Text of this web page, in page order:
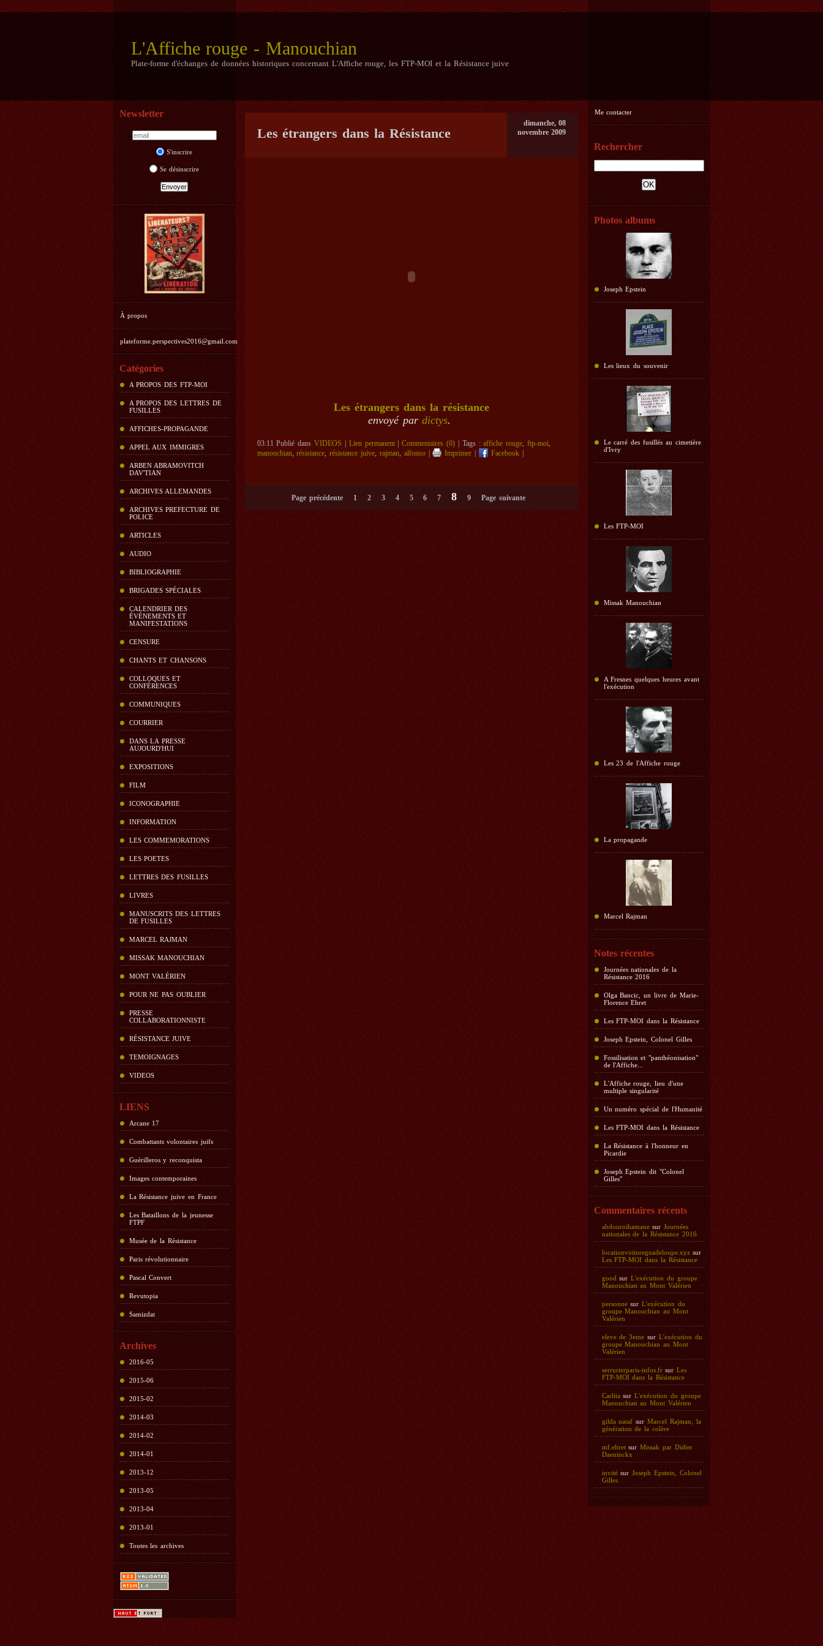
L'Affiche rouge - Manouchian
Plate-forme d'échanges de données historiques concernant L'Affiche rouge, les FTP-MOI et la Résistance juive
Newsletter
S'inscrire
Se désinscrire
À propos
plateforme.perspectives2016@gmail.com
Catégories
A PROPOS DES FTP-MOI
A PROPOS DES LETTRES DE
FUSILLES
AFFICHES-PROPAGANDE
APPEL AUX IMMIGRES
ARBEN ABRAMOVITCH
DAV'TIAN
ARCHIVES ALLEMANDES
ARCHIVES PREFECTURE DE
POLICE
ARTICLES
AUDIO
BIBLIOGRAPHIE
BRIGADES SPÉCIALES
CALENDRIER DES
ÉVÉNEMENTS ET
MANIFESTATIONS
CENSURE
CHANTS ET CHANSONS
COLLOQUES ET
CONFÉRENCES
COMMUNIQUES
COURRIER
DANS LA PRESSE
AUJOURD'HUI
EXPOSITIONS
FILM
ICONOGRAPHIE
INFORMATION
LES COMMEMORATIONS
LES POETES
LETTRES DES FUSILLES
LIVRES
MANUSCRITS DES LETTRES
DE FUSILLES
MARCEL RAJMAN
MISSAK MANOUCHIAN
MONT VALÉRIEN
POUR NE PAS OUBLIER
PRESSE
COLLABORATIONNISTE
RÉSISTANCE JUIVE
TEMOIGNAGES
VIDEOS
LIENS
Arcane 17
Combattants volontaires juifs
Guérilleros y reconquista
Images contemporaines
La Résistance juive en France
Les Bataillons de la jeunesse
FTPF
Musée de la Résistance
Paris révolutionnaire
Pascal Convert
Revutopia
Samizdat
Archives
2016-05
2015-06
2015-02
2014-03
2014-02
2014-01
2013-12
2013-05
2013-04
2013-01
Toutes les archives
Me contacter
Rechercher
Photos albums
Joseph Epstein
Les lieux du souvenir
Le carré des fusillés au cimetière
d'Ivry
Les FTP-MOI
Missak Manouchian
A Fresnes quelques heures avant
l'exécution
Les 23 de l'Affiche rouge
La propagande
Marcel Rajman
Notes récentes
Journées nationales de la
Résistance 2016
Olga Bancic, un livre de Marie-
Florence Ehret
Les FTP-MOI dans la Résistance
Joseph Epstein, Colonel Gilles
Fossilisation et "panthéonisation"
de l'Affiche...
L'Affiche rouge, lieu d'une
multiple singularité
Un numéro spécial de l'Humanité
Les FTP-MOI dans la Résistance
La Résistance à l'honneur en
Picardie
Joseph Epstein dit "Colonel
Gilles"
Commentaires récents
abdouroihamanesurJournées
nationales de la Résistance 2016
locationvoitureguadeloupe.xyzsur
Les FTP-MOI dans la Résistance
good surL'exécution du groupe
Manouchian au Mont Valérien
personnesurL'exécution du
groupe Manouchian au Mont
Valérien
eleve de 3eme sur L'exécution du
groupe Manouchian au Mont
Valérien
serrurierparis-infos.frsurLes
FTP-MOI dans la Résistance
Carlita surL'exécution du groupe
Manouchian au Mont Valérien
gilda nataf surMarcel Rajman, la
génération de la colère
mf.ehretsurMissak par Didier
Daeninckx
invitésurJoseph Epstein, Colonel
Gilles
dimanche, 08
novembre 2009
Les étrangers dans la Résistance
Les étrangers dans la résistance
envoyé pardictys.
03:11 Publié dansVIDEOS Lien permanent|Commentaires (0) | Tags :affiche rouge,ftp-moi,
manouchian,résistance,résistance juive, rajman, alfonso| Imprimer Facebook|
Page précédente 1 2 3 4 5 6 7 8 9 Page suivante